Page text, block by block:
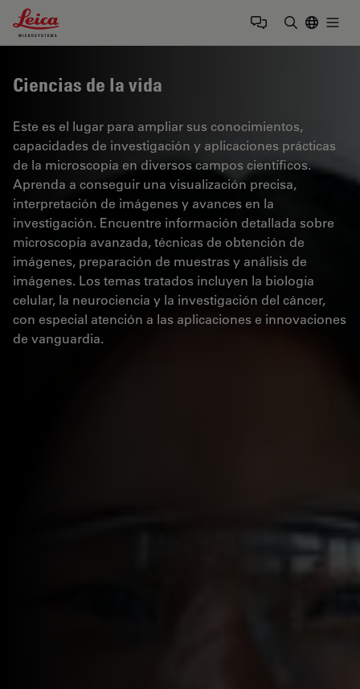
Leica Microsystems Logo
Ciencias de la vida
Este es el lugar para ampliar sus conocimientos,
capacidades de investigación y aplicaciones prácticas
de la microscopía en diversos campos científicos.
Aprenda a conseguir una visualización precisa,
interpretación de imágenes y avances en la
investigación. Encuentre información detallada sobre
microscopía avanzada, técnicas de obtención de
imágenes, preparación de muestras y análisis de
imágenes. Los temas tratados incluyen la biología
celular, la neurociencia y la investigación del cáncer,
con especial atención a las aplicaciones e innovaciones
de vanguardia.